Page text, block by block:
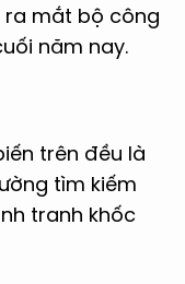
ra mắt bộ công
năm nay.
trên đều là
tìm kiếm
tranh khốc